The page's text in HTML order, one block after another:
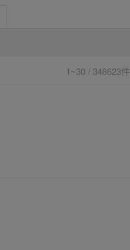
1~30 / 348623件